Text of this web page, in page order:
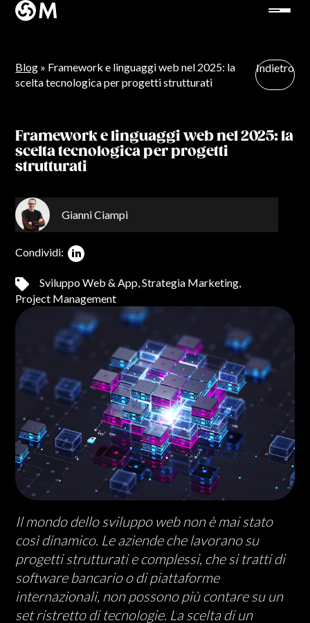
Blog » Framework e linguaggi web nel 2025: la
scelta tecnologica per progetti strutturati
Indietro
Il mondo dello sviluppo web non è mai stato
così dinamico. Le aziende che lavorano su
progetti strutturati e complessi, che si tratti di
software bancario o di piattaforme
internazionali, non possono più contare su un
set ristretto di tecnologie. La scelta di un
Framework e linguaggi web nel 2025: la
scelta tecnologica per progetti
strutturati
Gianni Ciampi
Condividi:
Sviluppo Web & App,Strategia Marketing,
Project Management